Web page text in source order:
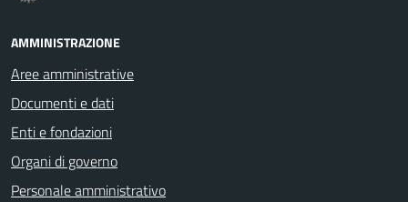
AMMINISTRAZIONE
Aree amministrative
Documenti e dati
Enti e fondazioni
Organi di governo
Personale amministrativo